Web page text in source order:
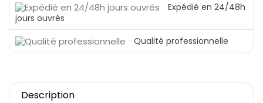
Expédié en 24/48h
jours ouvrés
Qualité professionnelle
Description